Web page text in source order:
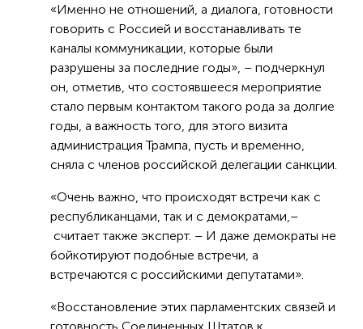
«Именно не отношений, а диалога, готовности
говорить с Россией и восстанавливать те
каналы коммуникации, которые были
разрушены за последние годы», – подчеркнул
он, отметив, что состоявшееся мероприятие
стало первым контактом такого рода за долгие
годы, а важность того, для этого визита
администрация Трампа, пусть и временно,
сняла с членов российской делегации санкции.
«Очень важно, что происходят встречи как с
республиканцами, так и с демократами,–
считает также эксперт. – И даже демократы не
бойкотируют подобные встречи, а
встречаются с российскими депутатами».
«Восстановление этих парламентских связей и
готовность Соединенных Штатов к